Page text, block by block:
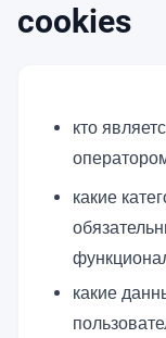
cookies
кто
какие
какие